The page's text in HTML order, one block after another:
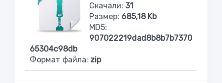
Скачали: 31
Размер: 685,18 Kb
MD5:
907022219dad8b8b7b7370
65304c98db
Формат файла: zip